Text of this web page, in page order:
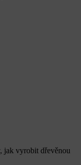
jak vyrobit dřevěnou